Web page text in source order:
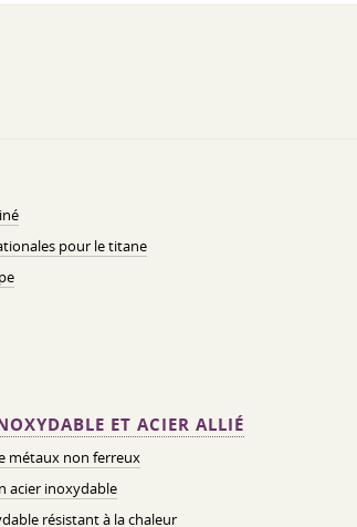
pour le titane
ET ACIER ALLIÉ
métaux non ferreux
acier inoxydable
résistant à la chaleur